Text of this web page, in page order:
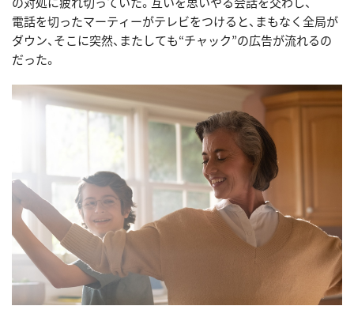
電話を切ったマーティーがテレビをつけると、まもなく全局が
ダウン、そこに突然、またしても“チャック”の広告が流れるの
だった。